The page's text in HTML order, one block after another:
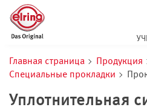
Главная страница
Продукция
Специальные прокладки
Уплотнительная